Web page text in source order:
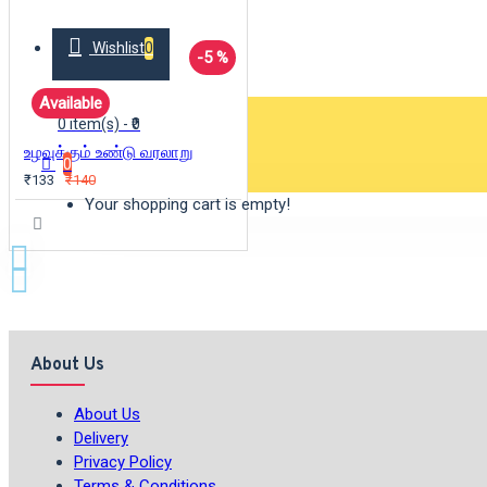
Wishlist0
0 item(s) - ₹0
0
Your shopping cart is empty!
-5 %
Available
உழவுக்கும் உண்டு வரலாறு
₹133 ₹140
About Us
About Us
Delivery
Privacy Policy